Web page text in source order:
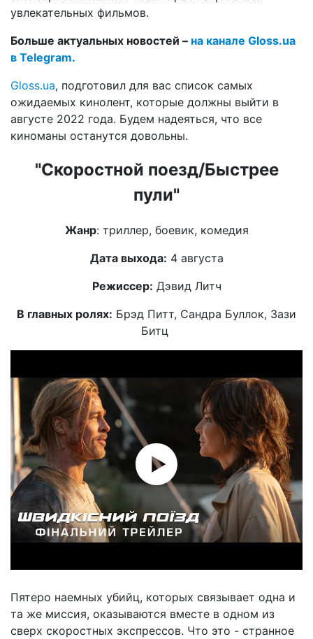
увлекательных фильмов.
Больше актуальных новостей – на канале Gloss.ua
в Telegram.
Gloss.ua, подготовил для вас список самых
ожидаемых кинолент, которые должны выйти в
августе 2022 года. Будем надеяться, что все
киноманы останутся довольны.
"Скоростной поезд/Быстрее
пули"
Жанр: триллер, боевик, комедия
Дата выхода: 4 августа
Режиссер: Дэвид Литч
В главных ролях: Брэд Питт, Сандра Буллок, Зази
Битц
Пятеро наемных убийц, которых связывает одна и
та же миссия, оказываются вместе в одном из
сверх скоростных экспрессов. Что это - странное